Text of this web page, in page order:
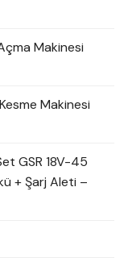
Makinesi
Makinesi
GSR 18V-45
+ Şarj Aleti –